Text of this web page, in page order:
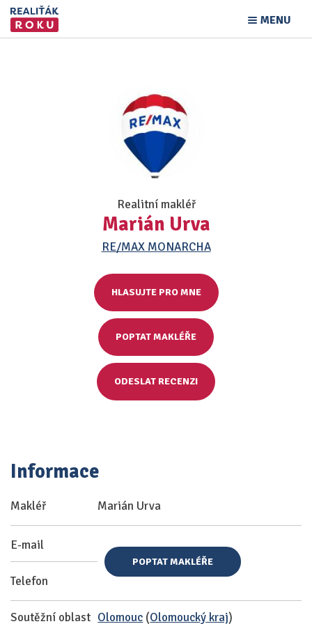
MENU
Realitní makléř
Marián Urva
RE/MAX MONARCHA
HLASUJTE PRO MNE
POPTAT MAKLÉŘE
ODESLAT RECENZI
Informace
Makléř Marián Urva
E-mail
Telefon
POPTAT MAKLÉŘE
Soutěžní oblast Olomouc (Olomoucký kraj)